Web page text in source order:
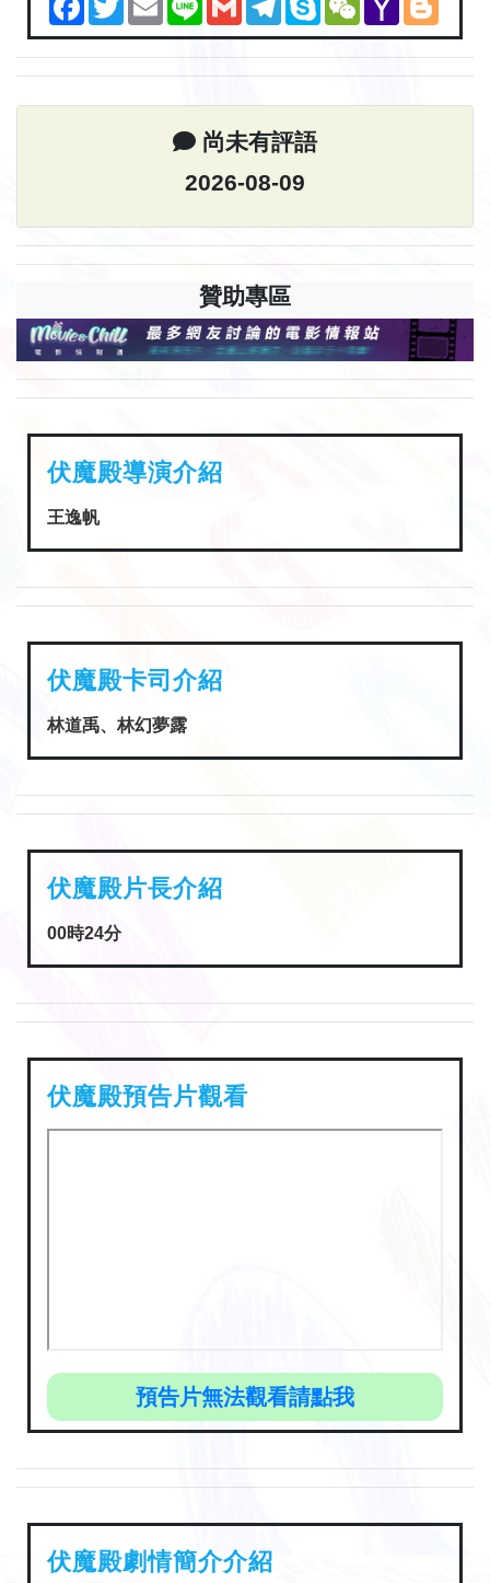
Mail
尚未有評語
2026-08-09
贊助專區
伏魔殿導演介紹
王逸帆
伏魔殿卡司介紹
林道禹、林幻夢露
伏魔殿片長介紹
00時24分
伏魔殿預告片觀看
預告片無法觀看請點我
伏魔殿劇情簡介介紹